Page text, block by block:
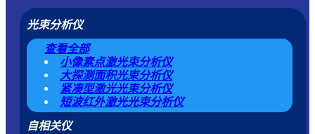
光束分析仪
查看全部
小像素点激光束分析仪
大探测面积光束分析仪
紧凑型激光光束分析仪
短波红外激光光束分析仪
自相关仪